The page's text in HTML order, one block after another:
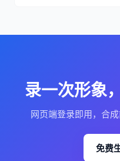
录一次形象
网页端登录即用，合
免费